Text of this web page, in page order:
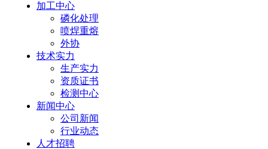
加工中心
磷化处理
喷焊重熔
外协
技术实力
生产实力
资质证书
检测中心
新闻中心
公司新闻
行业动态
人才招聘